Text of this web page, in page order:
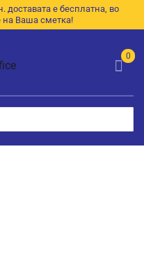
доставата е бесплатна, во
на Ваша сметка!
0